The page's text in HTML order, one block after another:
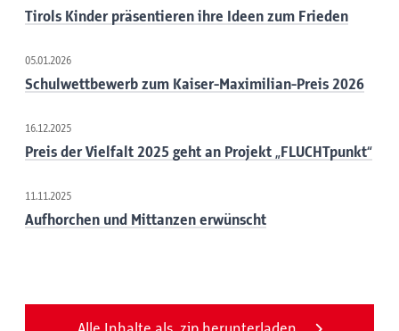
Tirols Kinder präsentieren ihre Ideen zum Frieden
05.01.2026
Schulwettbewerb zum Kaiser-Maximilian-Preis 2026
16.12.2025
Preis der Vielfalt 2025 geht an Projekt „FLUCHTpunkt“
11.11.2025
Aufhorchen und Mittanzen erwünscht